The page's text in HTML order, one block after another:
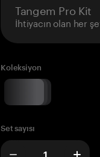
Tangem Pro Kit
İhtiyacın olan her
Koleksiyon
Set sayısı